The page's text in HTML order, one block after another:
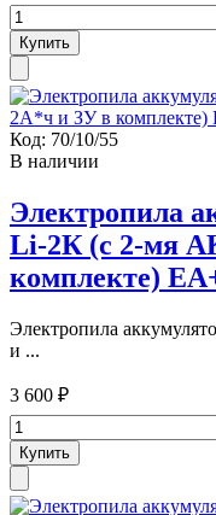
Код: 70/10/55
В наличии
Электропила
Li-2К (с 2-мя
комплекте)
Электропила
и ...
3 600 ₽